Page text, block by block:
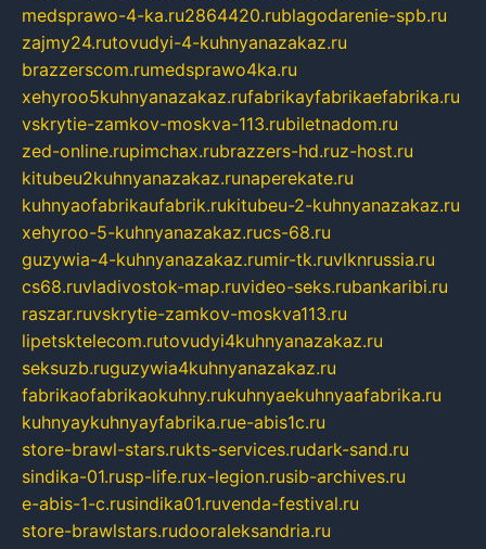
medsprawo-4-ka.ru2864420.rublagodarenie-spb.ru
zajmy24.rutovudyi-4-kuhnyanazakaz.ru
brazzerscom.rumedsprawo4ka.ru
xehyroo5kuhnyanazakaz.rufabrikayfabrikaefabrika.ru
vskrytie-zamkov-moskva-113.rubiletnadom.ru
zed-online.rupimchax.rubrazzers-hd.ruz-host.ru
kitubeu2kuhnyanazakaz.runaperekate.ru
kuhnyaofabrikaufabrik.rukitubeu-2-kuhnyanazakaz.ru
xehyroo-5-kuhnyanazakaz.rucs-68.ru
guzywia-4-kuhnyanazakaz.rumir-tk.ruvlknrussia.ru
cs68.ruvladivostok-map.ruvideo-seks.rubankaribi.ru
raszar.ruvskrytie-zamkov-moskva113.ru
lipetsktelecom.rutovudyi4kuhnyanazakaz.ru
seksuzb.ruguzywia4kuhnyanazakaz.ru
fabrikaofabrikaokuhny.rukuhnyaekuhnyaafabrika.ru
kuhnyaykuhnyayfabrika.rue-abis1c.ru
store-brawl-stars.rukts-services.rudark-sand.ru
sindika-01.rusp-life.rux-legion.rusib-archives.ru
e-abis-1-c.rusindika01.ruvenda-festival.ru
store-brawlstars.rudooraleksandria.ru